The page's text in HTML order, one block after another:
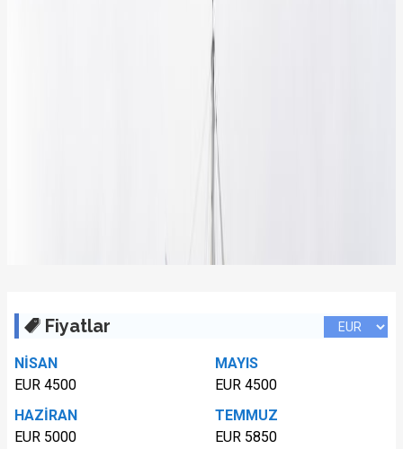
Fiyatlar
NİSAN
EUR 4500
MAYIS
EUR 4500
HAZİRAN
EUR 5000
TEMMUZ
EUR 5850